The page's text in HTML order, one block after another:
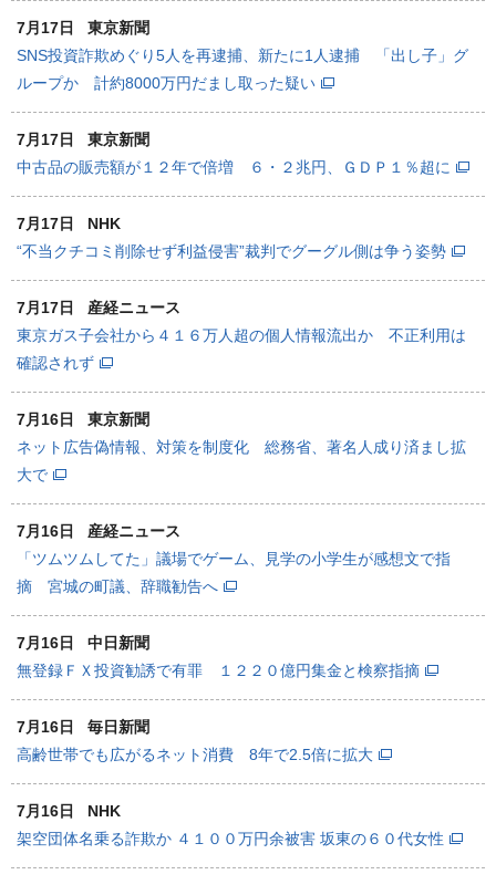
7月17日
東京新聞
SNS投資詐欺めぐり5人を再逮捕、新たに1人逮捕 「出し子」グ
ループか 計約8000万円だまし取った疑い
7月17日
東京新聞
中古品の販売額が１２年で倍増 ６・２兆円、ＧＤＰ１％超に
7月17日
NHK
“不当クチコミ削除せず利益侵害”裁判でグーグル側は争う姿勢
7月17日
産経ニュース
東京ガス子会社から４１６万人超の個人情報流出か 不正利用は
確認されず
7月16日
東京新聞
ネット広告偽情報、対策を制度化 総務省、著名人成り済まし拡
大で
7月16日
産経ニュース
「ツムツムしてた」議場でゲーム、見学の小学生が感想文で指
摘 宮城の町議、辞職勧告へ
7月16日
中日新聞
無登録ＦＸ投資勧誘で有罪 １２２０億円集金と検察指摘
7月16日
毎日新聞
高齢世帯でも広がるネット消費 8年で2.5倍に拡大
7月16日
NHK
架空団体名乗る詐欺か ４１００万円余被害 坂東の６０代女性